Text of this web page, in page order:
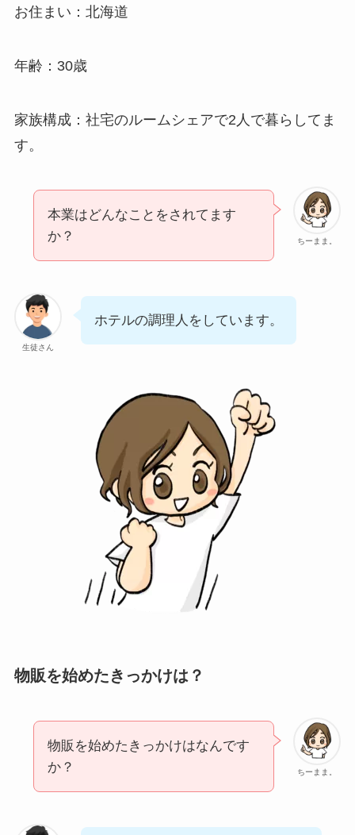
お住まい：北海道
年齢：30歳
家族構成：社宅のルームシェアで2人で暮らしてま
す。
ちーまま。
本業はどんなことをされてます
か？
生徒さん
ホテルの調理人をしています。
物販を始めたきっかけは？
ちーまま。
物販を始めたきっかけはなんです
か？